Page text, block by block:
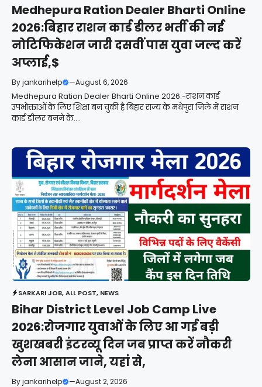
Medhepura Ration Dealer Bharti Online
2026:बिहार राशन कार्ड डीलर भर्ती की नई
नोटिफिकेशन जारी दसवीं पास युवा जल्द करें
अप्लाई,$
Byjankarihelp —August 6, 2026
Medhepura Ration Dealer Bharti Online 2026:-राशन कार्ड
उपभोक्ताओं के लिए शिक्षा बन चुकी है बिहार राज्य के मधेपुरा जिले में राशन
कार्ड डीलर बनने के....
SARKARI JOB,ALL POST, NEWS
Bihar District Level Job Camp Live
2026:रोजगार युवाओं के लिए आ गई बड़ी
खुशखबरी इंटरव्यू दिन जब प्राप्त करें नौकरी
लेना आसान जाने, यहां से,
Byjankarihelp —August 2, 2026